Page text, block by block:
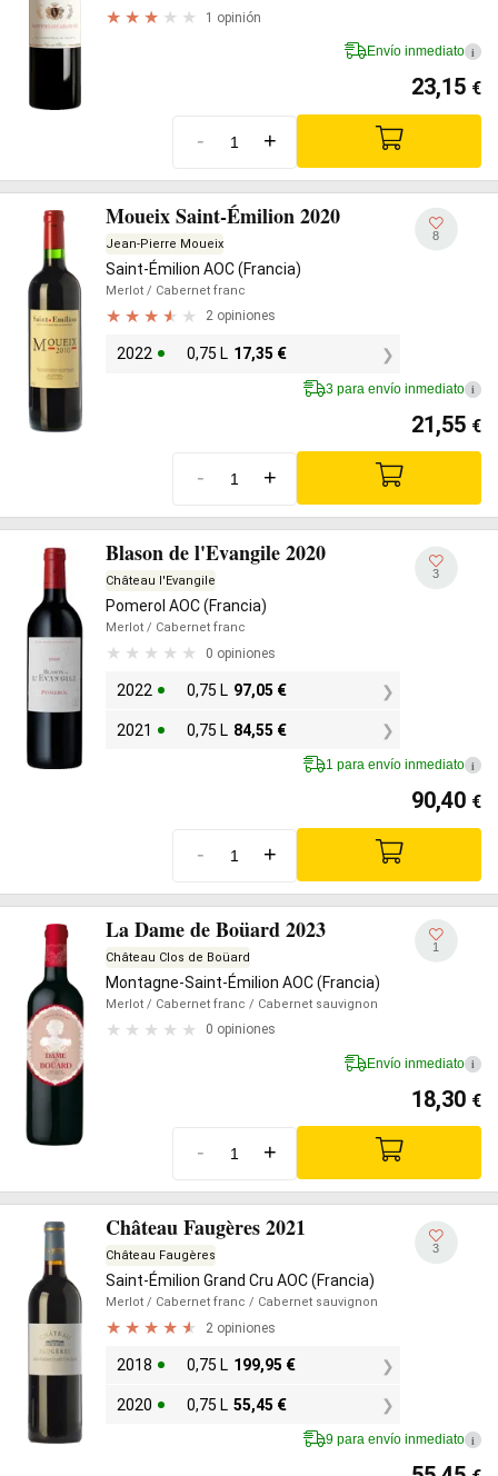
1 opinión
Envío inmediato i
23,15 €
- +
Moueix Saint-Émilion 2020
Jean-Pierre Moueix
Saint-Émilion AOC (Francia)
Merlot / Cabernet franc
2 opiniones
2022 0,75 L 17,35 €
8
3 para envío inmediato i
21,55 €
- +
Blason de l'Evangile 2020
Château l'Evangile
Pomerol AOC (Francia)
Merlot / Cabernet franc
0 opiniones
2022 0,75 L 97,05 €
2021 0,75 L 84,55 €
3
1 para envío inmediato i
90,40 €
- +
La Dame de Boüard 2023
Château Clos de Boüard
Montagne-Saint-Émilion AOC (Francia)
Merlot / Cabernet franc / Cabernet sauvignon
0 opiniones
1
Envío inmediato i
18,30 €
- +
Château Faugères 2021
Château Faugères
Saint-Émilion Grand Cru AOC (Francia)
Merlot / Cabernet franc / Cabernet sauvignon
2 opiniones
2018 0,75 L 199,95 €
2020 0,75 L 55,45 €
3
9 para envío inmediato i